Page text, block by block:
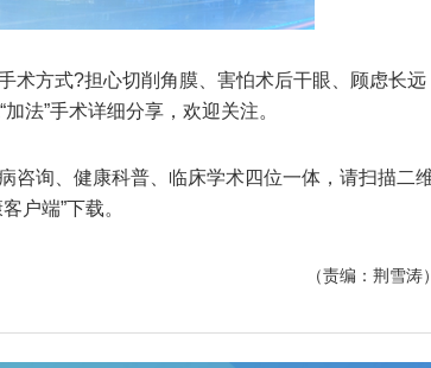
术方式?担心切削角膜、害怕术后干眼、顾虑长远
法”手术详细分享，欢迎关注。
咨询、健康科普、临床学术四位一体，请扫描二
户端”下载。
（责编：荆雪涛）